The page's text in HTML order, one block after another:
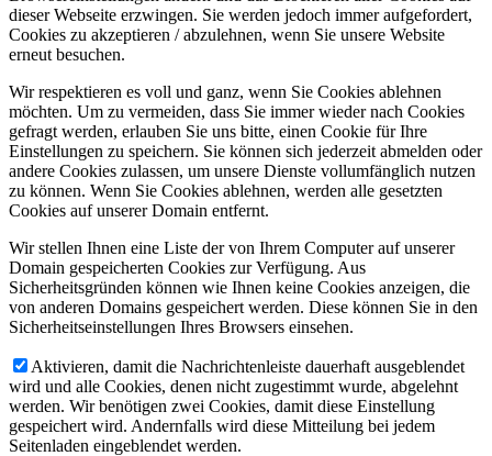
dieser Webseite erzwingen. Sie werden jedoch immer aufgefordert,
Cookies zu akzeptieren / abzulehnen, wenn Sie unsere Website
erneut besuchen.
Wir respektieren es voll und ganz, wenn Sie Cookies ablehnen
möchten. Um zu vermeiden, dass Sie immer wieder nach Cookies
gefragt werden, erlauben Sie uns bitte, einen Cookie für Ihre
Einstellungen zu speichern. Sie können sich jederzeit abmelden oder
andere Cookies zulassen, um unsere Dienste vollumfänglich nutzen
zu können. Wenn Sie Cookies ablehnen, werden alle gesetzten
Cookies auf unserer Domain entfernt.
Wir stellen Ihnen eine Liste der von Ihrem Computer auf unserer
Domain gespeicherten Cookies zur Verfügung. Aus
Sicherheitsgründen können wie Ihnen keine Cookies anzeigen, die
von anderen Domains gespeichert werden. Diese können Sie in den
Sicherheitseinstellungen Ihres Browsers einsehen.
Aktivieren, damit die Nachrichtenleiste dauerhaft ausgeblendet
wird und alle Cookies, denen nicht zugestimmt wurde, abgelehnt
werden. Wir benötigen zwei Cookies, damit diese Einstellung
gespeichert wird. Andernfalls wird diese Mitteilung bei jedem
Seitenladen eingeblendet werden.